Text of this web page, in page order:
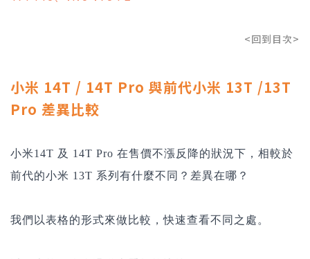
<回到目次>
小米 14T / 14T Pro 與前代小米 13T /13T
Pro 差異比較
小米14T 及 14T Pro 在售價不漲反降的狀況下，相較於
前代的小米 13T 系列有什麼不同？差異在哪？
我們以表格的形式來做比較，快速查看不同之處。